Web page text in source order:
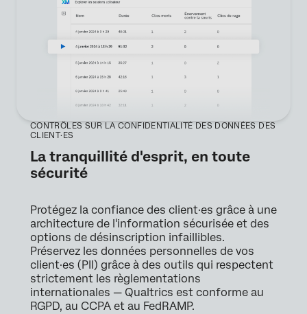
CONTRÔLES SUR LA CONFIDENTIALITÉ DES DONNÉES DES
CLIENT·ES
La tranquillité d'esprit, en toute
sécurité
Protégez la confiance des client·es grâce à une
architecture de l'information sécurisée et des
options de désinscription infaillibles.
Préservez les données personnelles de vos
client·es (PII) grâce à des outils qui respectent
strictement les règlementations
internationales — Qualtrics est conforme au
RGPD, au CCPA et au FedRAMP.